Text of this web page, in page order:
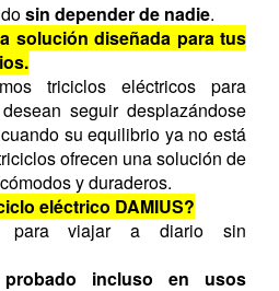
sin depender de nadie.
solución diseñada para tus
triciclos eléctricos para
seguir desplazándose
su equilibrio ya no está
ofrecen una solución de
y duraderos.
eléctrico DAMIUS?
viajar a diario sin
incluso en usos